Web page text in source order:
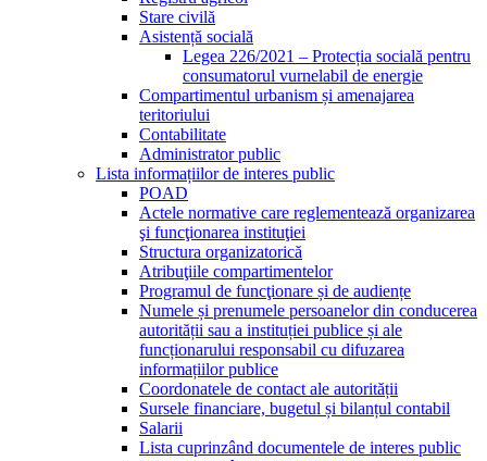
Stare civilă
Asistență socială
Legea 226/2021 – Protecția socială pentru
consumatorul vurnelabil de energie
Compartimentul urbanism și amenajarea
teritoriului
Contabilitate
Administrator public
Lista informațiilor de interes public
POAD
Actele normative care reglementează organizarea
şi funcţionarea instituţiei
Structura organizatorică
Atribuţiile compartimentelor
Programul de funcţionare și de audiențe
Numele și prenumele persoanelor din conducerea
autorității sau a instituției publice și ale
funcționarului responsabil cu difuzarea
informațiilor publice
Coordonatele de contact ale autorității
Sursele financiare, bugetul și bilanțul contabil
Salarii
Lista cuprinzând documentele de interes public